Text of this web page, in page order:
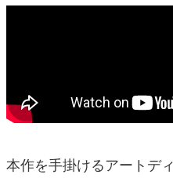
本作を手掛けるアートデ